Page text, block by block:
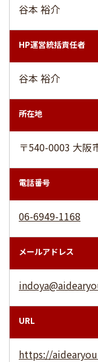
谷本 裕介
HP運営統括責任者
谷本 裕介
所在地
〒540-0003 大阪
電話番号
06-6949-1168
メールアドレス
URL
https://